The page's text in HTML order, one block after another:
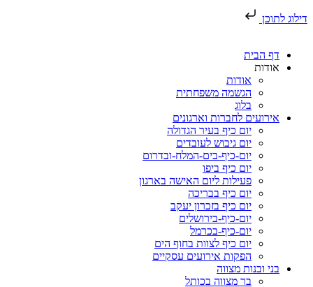
דילוג לתוכן
דף הבית
אודות
אודות
הגשמה משפחתית
בלוג
אירועים לחברות וארגונים
יום כיף בעיר הגדולה
יום גיבוש לעובדים
יום-כיף-בים-המלח-ובדרום
יום כיף ביפו
פעילות ליום האישה בארגון
יום כיף בבריכה
יום כיף בזכרון יעקב
יום-כיף-בירושלים
יום-כיף-בכרמל
יום כיף לצוות בחוף הים
הפקות אירועים עסקיים
בני ובנות מצווה
בר מצווה בכותל